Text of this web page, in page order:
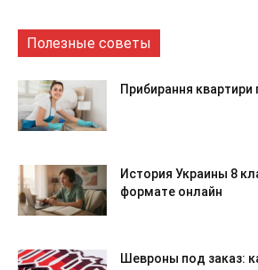
Полезные советы
Прибирання квартири
История Украины 8
формате онлайн
Шевроны под заказ: